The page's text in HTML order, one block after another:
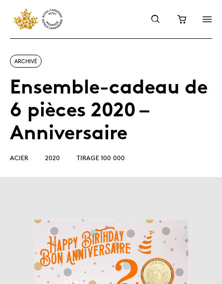
ARCHIVÉ
Ensemble-cadeau de
6 pièces 2020 –
Anniversaire
ACIER 2020 TIRAGE 100 000